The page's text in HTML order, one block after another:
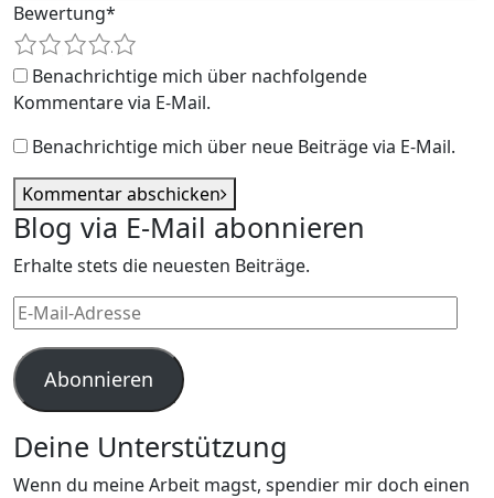
Bewertung*
4
3
2
1
Benachrichtige mich über nachfolgende
Kommentare via E-Mail.
Benachrichtige mich über neue Beiträge via E-Mail.
Kommentar abschicken
Blog via E-Mail abonnieren
Erhalte stets die neuesten Beiträge.
E-
Mail-
Adresse
Abonnieren
Deine Unterstützung
Wenn du meine Arbeit magst, spendier mir doch einen